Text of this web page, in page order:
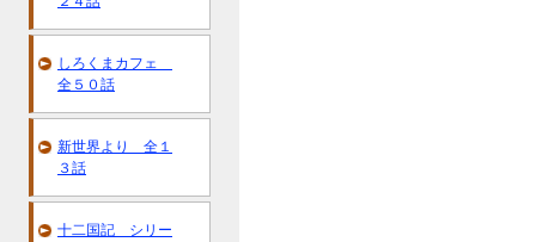
しろくまカフェ
全５０話
新世界より 全１
３話
十二国記 シリー